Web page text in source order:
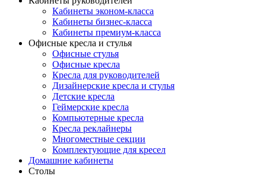
Кабинеты эконом-класса
Кабинеты бизнес-класса
Кабинеты премиум-класса
Офисные кресла и стулья
Офисные стулья
Офисные кресла
Кресла для руководителей
Дизайнерские кресла и стулья
Детские кресла
Геймерские кресла
Компьютерные кресла
Кресла реклайнеры
Многоместные секции
Комплектующие для кресел
Домашние кабинеты
Столы